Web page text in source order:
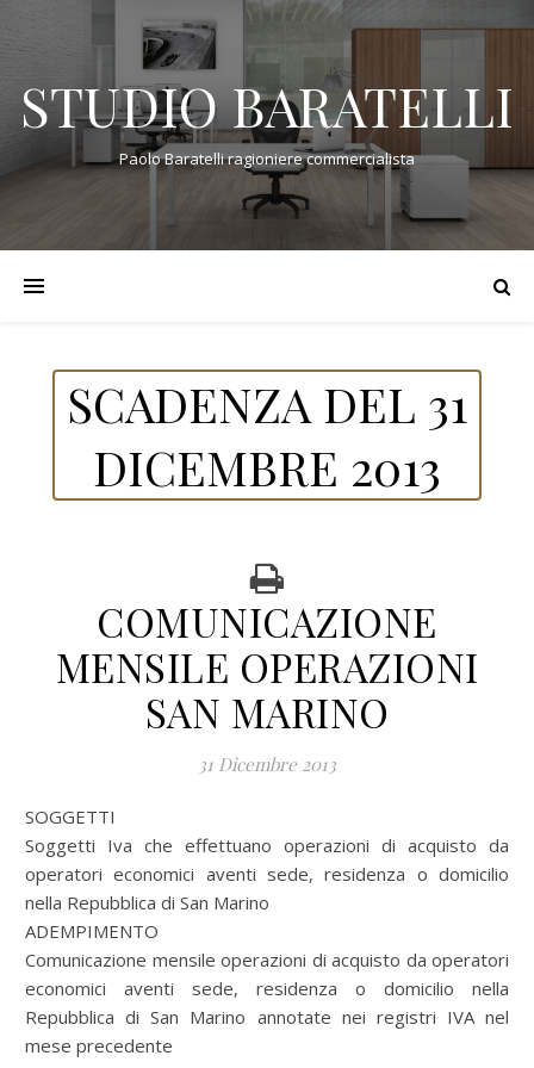
STUDIO BARATELLI
Paolo Baratelli ragioniere commercialista
SCADENZA DEL 31
DICEMBRE 2013
COMUNICAZIONE
MENSILE OPERAZIONI
SAN MARINO
31 Dicembre 2013
SOGGETTI
Soggetti Iva che effettuano operazioni di acquisto da
operatori economici aventi sede, residenza o domicilio
nella Repubblica di San Marino
ADEMPIMENTO
Comunicazione mensile operazioni di acquisto da operatori
economici aventi sede, residenza o domicilio nella
Repubblica di San Marino annotate nei registri IVA nel
mese precedente